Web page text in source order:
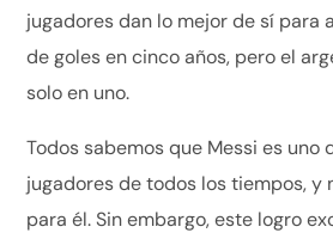
jugadores dan lo mejor de sí para
de goles en cinco años, pero el
solo en uno.
Todos sabemos que Messi es uno
jugadores de todos los tiempos, y
para él. Sin embargo, este logro